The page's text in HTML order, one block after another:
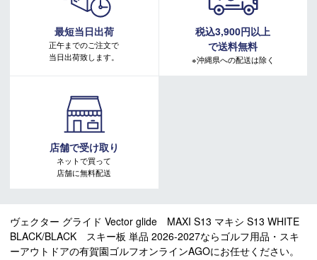
最短当日出荷
正午までのご注文で
当日出荷致します。
税込3,900円以上
で送料無料
※沖縄県への配送は除く
店舗で受け取り
ネットで買って
店舗に無料配送
ヴェクター グライド Vector glide MAXI S13 マキシ S13 WHITE
BLACK/BLACK スキー板 単品 2026-2027ならゴルフ用品・スキ
ーアウトドアの有賀園ゴルフオンラインAGOにお任せください。